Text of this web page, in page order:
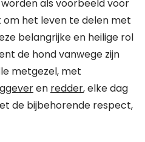
als voorbeeld voor
het leven te delen met
belangrijke en heilige rol
de hond vanwege zijn
metgezel, met
en redder, elke dag
de bijbehorende respect,